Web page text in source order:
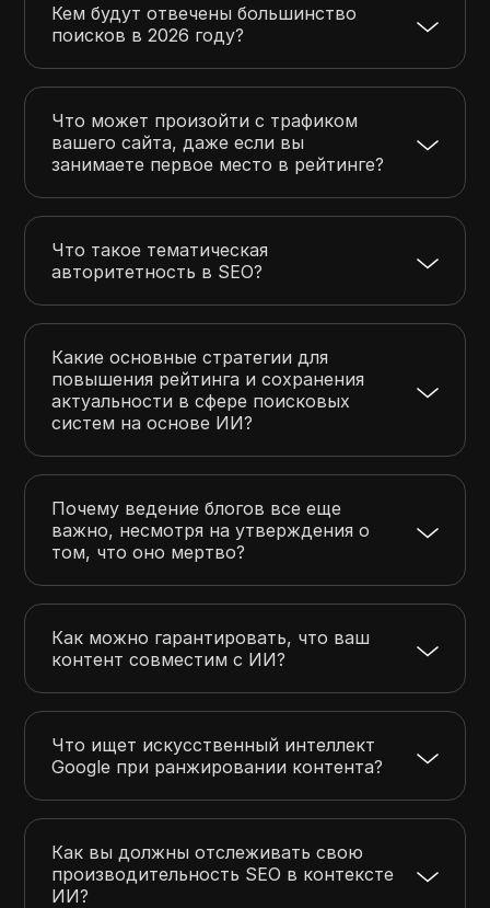
Кем будут отвечены большинство
поисков в 2026 году?
Что может произойти с трафиком
вашего сайта, даже если вы
занимаете первое место в рейтинге?
Что такое тематическая
авторитетность в SEO?
Какие основные стратегии для
повышения рейтинга и сохранения
актуальности в сфере поисковых
систем на основе ИИ?
Почему ведение блогов все еще
важно, несмотря на утверждения о
том, что оно мертво?
Как можно гарантировать, что ваш
контент совместим с ИИ?
Что ищет искусственный интеллект
Google при ранжировании контента?
Как вы должны отслеживать свою
производительность SEO в контексте
ИИ?